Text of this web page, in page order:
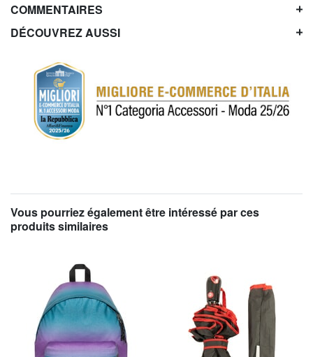
COMMENTAIRES
DÉCOUVREZ AUSSI
Vous pourriez également être intéressé par ces
produits similaires